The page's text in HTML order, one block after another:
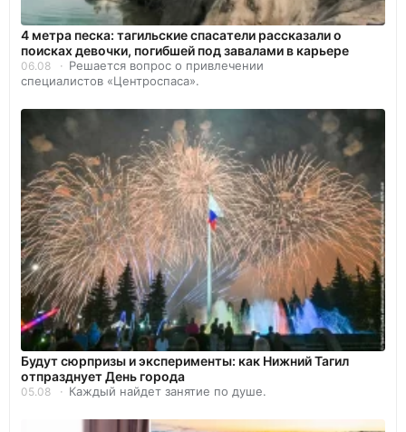
4 метра песка: тагильские спасатели рассказали о
поисках девочки, погибшей под завалами в карьере
06.08
Решается вопрос о привлечении
специалистов «Центроспаса».
Будут сюрпризы и эксперименты: как Нижний Тагил
отпразднует День города
05.08 Каждый найдет занятие по душе.